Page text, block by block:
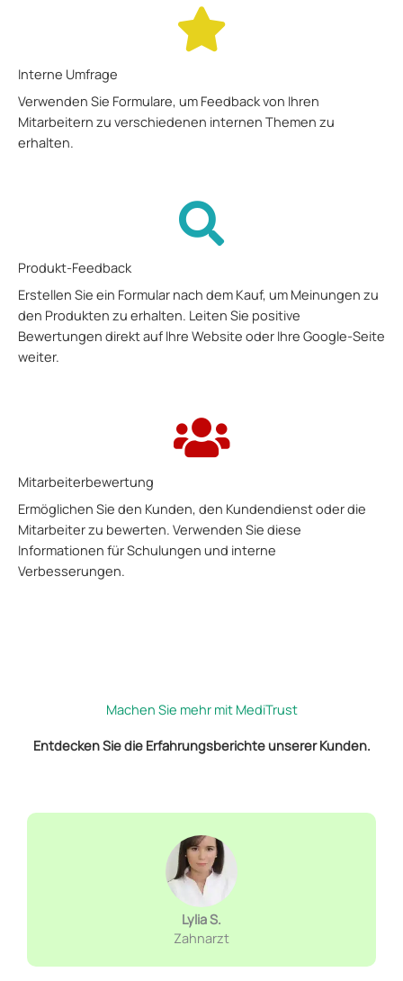
Interne Umfrage
Verwenden Sie Formulare, um Feedback von Ihren
Mitarbeitern zu verschiedenen internen Themen zu
erhalten.
Produkt-Feedback
Erstellen Sie ein Formular nach dem Kauf, um Meinungen zu
den Produkten zu erhalten. Leiten Sie positive
Bewertungen direkt auf Ihre Website oder Ihre Google-Seite
weiter.
Mitarbeiterbewertung
Ermöglichen Sie den Kunden, den Kundendienst oder die
Mitarbeiter zu bewerten. Verwenden Sie diese
Informationen für Schulungen und interne
Verbesserungen.
Machen Sie mehr mit MediTrust
Entdecken Sie die Erfahrungsberichte unserer Kunden.
Lylia S.
Zahnarzt